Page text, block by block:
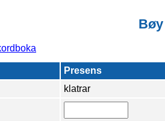
Presens
klatrar